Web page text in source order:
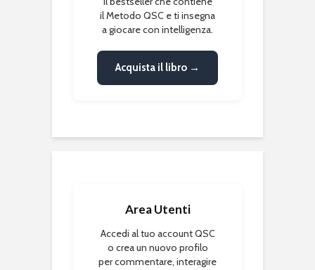
il Metodo QSC e ti insegna
a giocare con intelligenza.
Acquista il libro →
Area Utenti
Accedi al tuo account QSC
o crea un nuovo profilo
per commentare, interagire